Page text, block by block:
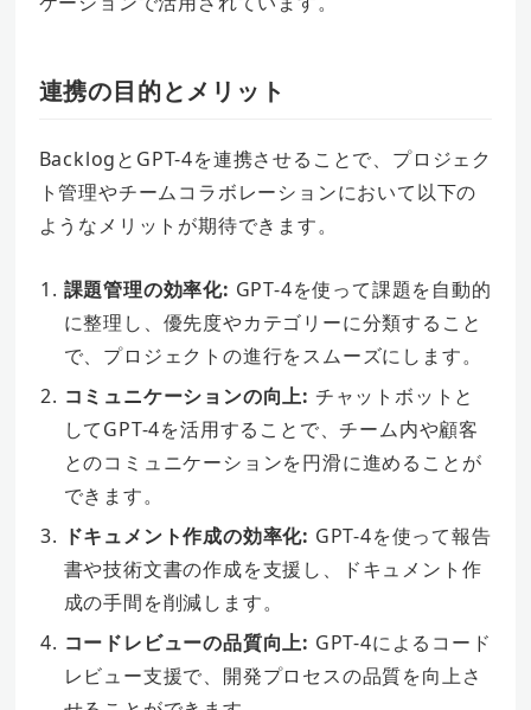
連携の目的とメリット
BacklogとGPT-4を連携させることで、プロジェク
ト管理やチームコラボレーションにおいて以下の
ようなメリットが期待できます。
課題管理の効率化: GPT-4を使って課題を自動的
に整理し、優先度やカテゴリーに分類すること
で、プロジェクトの進行をスムーズにします。
コミュニケーションの向上: チャットボットと
してGPT-4を活用することで、チーム内や顧客
とのコミュニケーションを円滑に進めることが
できます。
ドキュメント作成の効率化: GPT-4を使って報告
書や技術文書の作成を支援し、ドキュメント作
成の手間を削減します。
コードレビューの品質向上: GPT-4によるコード
レビュー支援で、開発プロセスの品質を向上さ